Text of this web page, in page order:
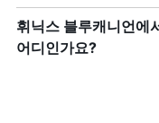
휘닉스 블루캐니언에
어디인가요?